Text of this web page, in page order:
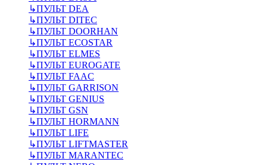
↳ПУЛЬТ DEA
↳ПУЛЬТ DITEC
↳ПУЛЬТ DOORHAN
↳ПУЛЬТ ECOSTAR
↳ПУЛЬТ ELMES
↳ПУЛЬТ EUROGATE
↳ПУЛЬТ FAAC
↳ПУЛЬТ GARRISON
↳ПУЛЬТ GENIUS
↳ПУЛЬТ GSN
↳ПУЛЬТ HORMANN
↳ПУЛЬТ LIFE
↳ПУЛЬТ LIFTMASTER
↳ПУЛЬТ MARANTEC